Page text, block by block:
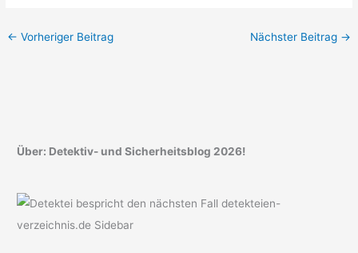
← Vorheriger Beitrag Nächster Beitrag →
Über: Detektiv- und Sicherheitsblog 2026!